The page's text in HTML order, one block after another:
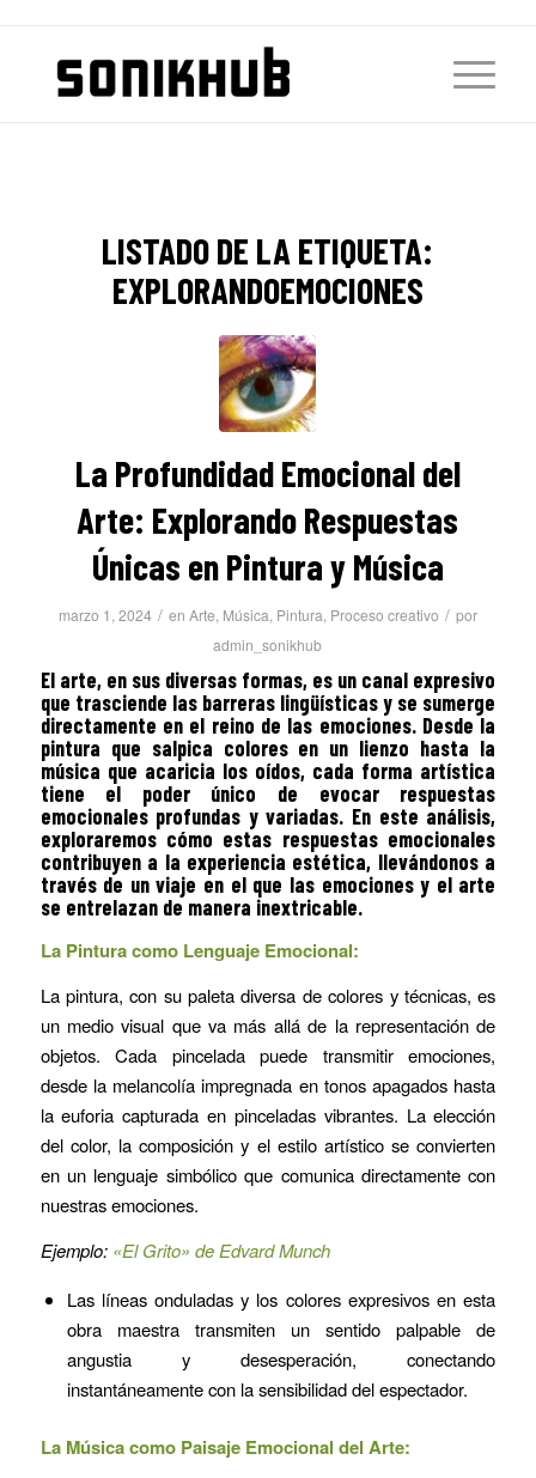
LISTADO DE LA ETIQUETA:
EXPLORANDOEMOCIONES
La Profundidad Emocional del
Arte: Explorando Respuestas
Únicas en Pintura y Música
marzo 1, 2024 / en Arte, Música, Pintura, Proceso creativo / por
admin_sonikhub
El arte, en sus diversas formas, es un canal expresivo
que trasciende las barreras lingüísticas y se sumerge
directamente en el reino de las emociones. Desde la
pintura que salpica colores en un lienzo hasta la
música que acaricia los oídos, cada forma artística
tiene el poder único de evocar respuestas
emocionales profundas y variadas. En este análisis,
exploraremos cómo estas respuestas emocionales
contribuyen a la experiencia estética, llevándonos a
través de un viaje en el que las emociones y el arte
se entrelazan de manera inextricable.
La Pintura como Lenguaje Emocional:
La pintura, con su paleta diversa de colores y técnicas, es
un medio visual que va más allá de la representación de
objetos. Cada pincelada puede transmitir emociones,
desde la melancolía impregnada en tonos apagados hasta
la euforia capturada en pinceladas vibrantes. La elección
del color, la composición y el estilo artístico se convierten
en un lenguaje simbólico que comunica directamente con
nuestras emociones.
Ejemplo: «El Grito» de Edvard Munch
Las líneas onduladas y los colores expresivos en esta
obra maestra transmiten un sentido palpable de
angustia y desesperación, conectando
instantáneamente con la sensibilidad del espectador.
La Música como Paisaje Emocional del Arte: